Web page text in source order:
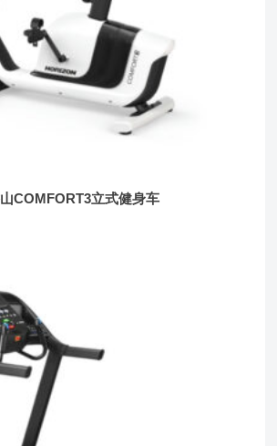
COMFORT3立式健身车